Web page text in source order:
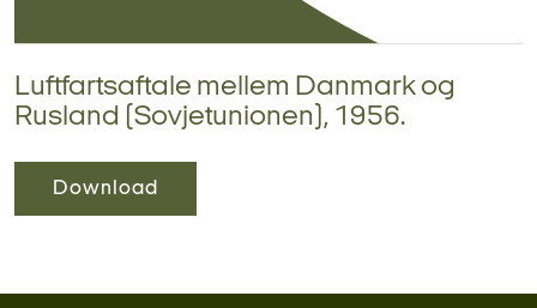
Luftfartsaftale mellem Danmark og
Rusland (Sovjetunionen), 1956.
Download